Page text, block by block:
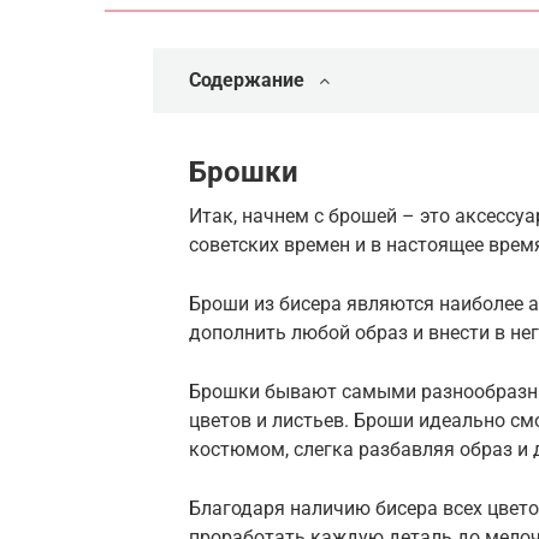
Содержание
Брошки
Итак, начнем с брошей – это
советских времен и в настоящее
Броши из бисера являются
дополнить любой образ и внести в
Брошки бывают самыми
цветов и листьев. Броши идеально
костюмом, слегка разбавляя образ и
Благодаря наличию бисера всех